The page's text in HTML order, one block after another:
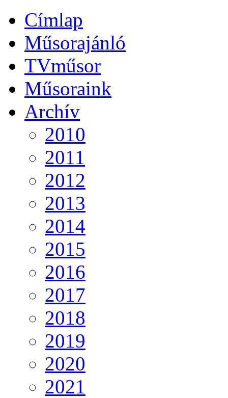
Címlap
Műsorajánló
TVműsor
Műsoraink
Archív
2010
2011
2012
2013
2014
2015
2016
2017
2018
2019
2020
2021